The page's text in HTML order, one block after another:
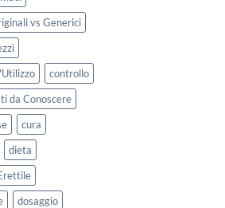
vs Generici
controllo
da Conoscere
cura
dieta
dosaggio